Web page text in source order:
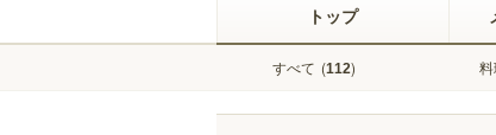
トップ
すべて (112)